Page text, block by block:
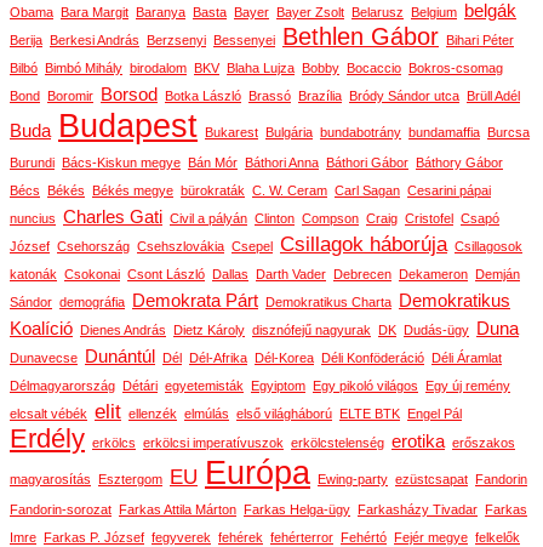
Obama Bara Margit Baranya Basta Bayer Bayer Zsolt Belarusz Belgium belgák
Berija Berkesi András Berzsenyi Bessenyei Bethlen Gábor Bihari Péter
Bilbó Bimbó Mihály birodalom BKV Blaha Lujza Bobby Bocaccio Bokros-csomag
Bond Boromir Borsod Botka László Brassó Brazília Bródy Sándor utca Brüll Adél
Buda Budapest Bukarest Bulgária bundabotrány bundamaffia Burcsa
Burundi Bács-Kiskun megye Bán Mór Báthori Anna Báthori Gábor Báthory Gábor
Bécs Békés Békés megye bürokraták C. W. Ceram Carl Sagan Cesarini pápai
nuncius Charles Gati Civil a pályán Clinton Compson Craig Cristofel Csapó
József Csehország Csehszlovákia Csepel Csillagok háborúja Csillagosok
katonák Csokonai Csont László Dallas Darth Vader Debrecen Dekameron Demján
Sándor demográfia Demokrata Párt Demokratikus Charta
Demokratikus
Koalíció Dienes András Dietz Károly disznófejű nagyurak DK Dudás-ügy Duna
Dunavecse Dunántúl Dél Dél-Afrika Dél-Korea Déli Konföderáció Déli Áramlat
Délmagyarország Détári egyetemisták Egyiptom Egy pikoló világos Egy új remény
elcsalt vébék elit ellenzék elmúlás első világháború ELTE BTK Engel Pál
Erdély erkölcs erkölcsi imperatívuszok erkölcstelenség erotika erőszakos
magyarosítás Esztergom EU Európa Ewing-party ezüstcsapat Fandorin
Fandorin-sorozat Farkas Attila Márton Farkas Helga-ügy Farkasházy Tivadar Farkas
Imre Farkas P. József fegyverek fehérek fehérterror Fehértó Fejér megye felkelők